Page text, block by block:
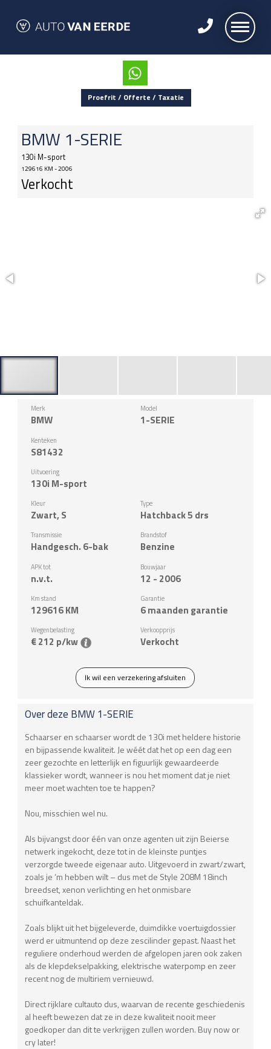
Proefrit / Offerte / Taxatie
BMW 1-SERIE
130i M-sport
129616 KM - 2006
Verkocht
Merk
BMW
Model
1-SERIE
Kenteken
S81432
Uitvoering
130i M-sport
Kleur
Zwart, S
Type
Hatchback 5 drs
Transmissie
Handgesch. 6-bak
Brandstof
Benzine
APK tot
n.v.t.
Bouwjaar
12 - 2006
Km stand
129616KM
Garantie
6 maanden garantie
Wegenbelasting
€ 212 p/kw
Verkoopprijs
Verkocht
Ik wil een verzekering afsluiten
Over deze BMW1-SERIE
Schaarser en schaarser wordt de 130i met heldere historie
en bijpassende kwaliteit. Je wéét dat het op een dag een
zeer gezochte en letterlijk en figuurlijk gewaardeerde
klassieker wordt, wanneer is nou het moment dat je niet
meer moet wachten toe te happen?
Nou, misschien wel nu.
Als bijvangst door één van onze agenten uit zijn Beierse
netwerk ingekocht, deze tot in de kleinste puntjes
verzorgde tweede eigenaar auto. Uitgevoerd in zwart/zwart,
zoals je ‘m hebben wilt – dus met de Style 208M 18inch
breedset, xenon verlichting en het onmisbare
schuifkanteldak.
Zoals blijkt uit het bijgeleverde, duimdikke voertuigdossier
werd er uitmuntend op deze zescilinder gepast. Naast het
reguliere onderhoud werden de afgelopen jaren ook zaken
als de klepdekselpakking, elektrische waterpomp en zeer
recent nog de multiriem vernieuwd.
Direct rijklare cultauto dus, waarvan de recente geschiedenis
al heeft bewezen dat ze in deze kwaliteit nooit meer
goedkoper dan dit te verkrijgen zullen worden. Buy now or
cry later!